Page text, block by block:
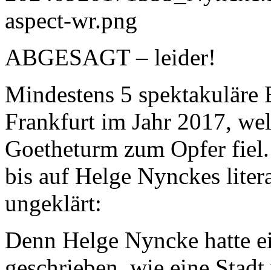
ABGESAGT – leider!
Mindestens 5 spektakuläre
Frankfurt im Jahr 2017,
Goetheturm zum Opfer
bis auf Helge Nynckes
ungeklärt:
Denn Helge Nyncke hatte